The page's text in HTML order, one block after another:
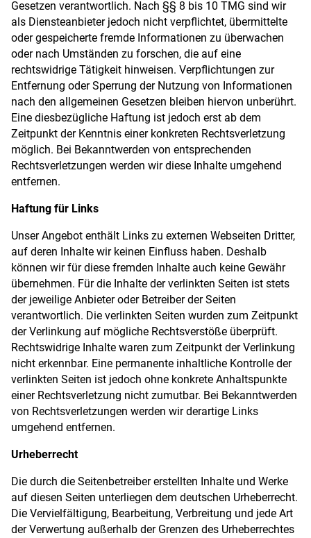
Gesetzen verantwortlich. Nach §§ 8 bis 10 TMG sind wir
als Diensteanbieter jedoch nicht verpflichtet, übermittelte
oder gespeicherte fremde Informationen zu überwachen
oder nach Umständen zu forschen, die auf eine
rechtswidrige Tätigkeit hinweisen. Verpflichtungen zur
Entfernung oder Sperrung der Nutzung von Informationen
nach den allgemeinen Gesetzen bleiben hiervon unberührt.
Eine diesbezügliche Haftung ist jedoch erst ab dem
Zeitpunkt der Kenntnis einer konkreten Rechtsverletzung
möglich. Bei Bekanntwerden von entsprechenden
Rechtsverletzungen werden wir diese Inhalte umgehend
entfernen.
Haftung für Links
Unser Angebot enthält Links zu externen Webseiten Dritter,
auf deren Inhalte wir keinen Einfluss haben. Deshalb
können wir für diese fremden Inhalte auch keine Gewähr
übernehmen. Für die Inhalte der verlinkten Seiten ist stets
der jeweilige Anbieter oder Betreiber der Seiten
verantwortlich. Die verlinkten Seiten wurden zum Zeitpunkt
der Verlinkung auf mögliche Rechtsverstöße überprüft.
Rechtswidrige Inhalte waren zum Zeitpunkt der Verlinkung
nicht erkennbar. Eine permanente inhaltliche Kontrolle der
verlinkten Seiten ist jedoch ohne konkrete Anhaltspunkte
einer Rechtsverletzung nicht zumutbar. Bei Bekanntwerden
von Rechtsverletzungen werden wir derartige Links
umgehend entfernen.
Urheberrecht
Die durch die Seitenbetreiber erstellten Inhalte und Werke
auf diesen Seiten unterliegen dem deutschen Urheberrecht.
Die Vervielfältigung, Bearbeitung, Verbreitung und jede Art
der Verwertung außerhalb der Grenzen des Urheberrechtes